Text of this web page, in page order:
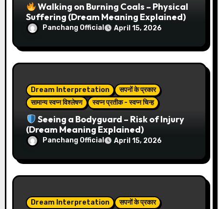
i
o
Walking on Burning Coals – Physical
Suffering (Dream Meaning Explained)
Panchang Official April 15, 2026
Dream Interpretation
सपनों के प्रकार
सामान्य स्वप्न विश्लेषण
स्वप्न प्रतीक - स्वप्न चिन्ह
Seeing a Bodyguard – Risk of Injury
(Dream Meaning Explained)
Panchang Official April 15, 2026
Dream Interpretation
सपनों के प्रकार